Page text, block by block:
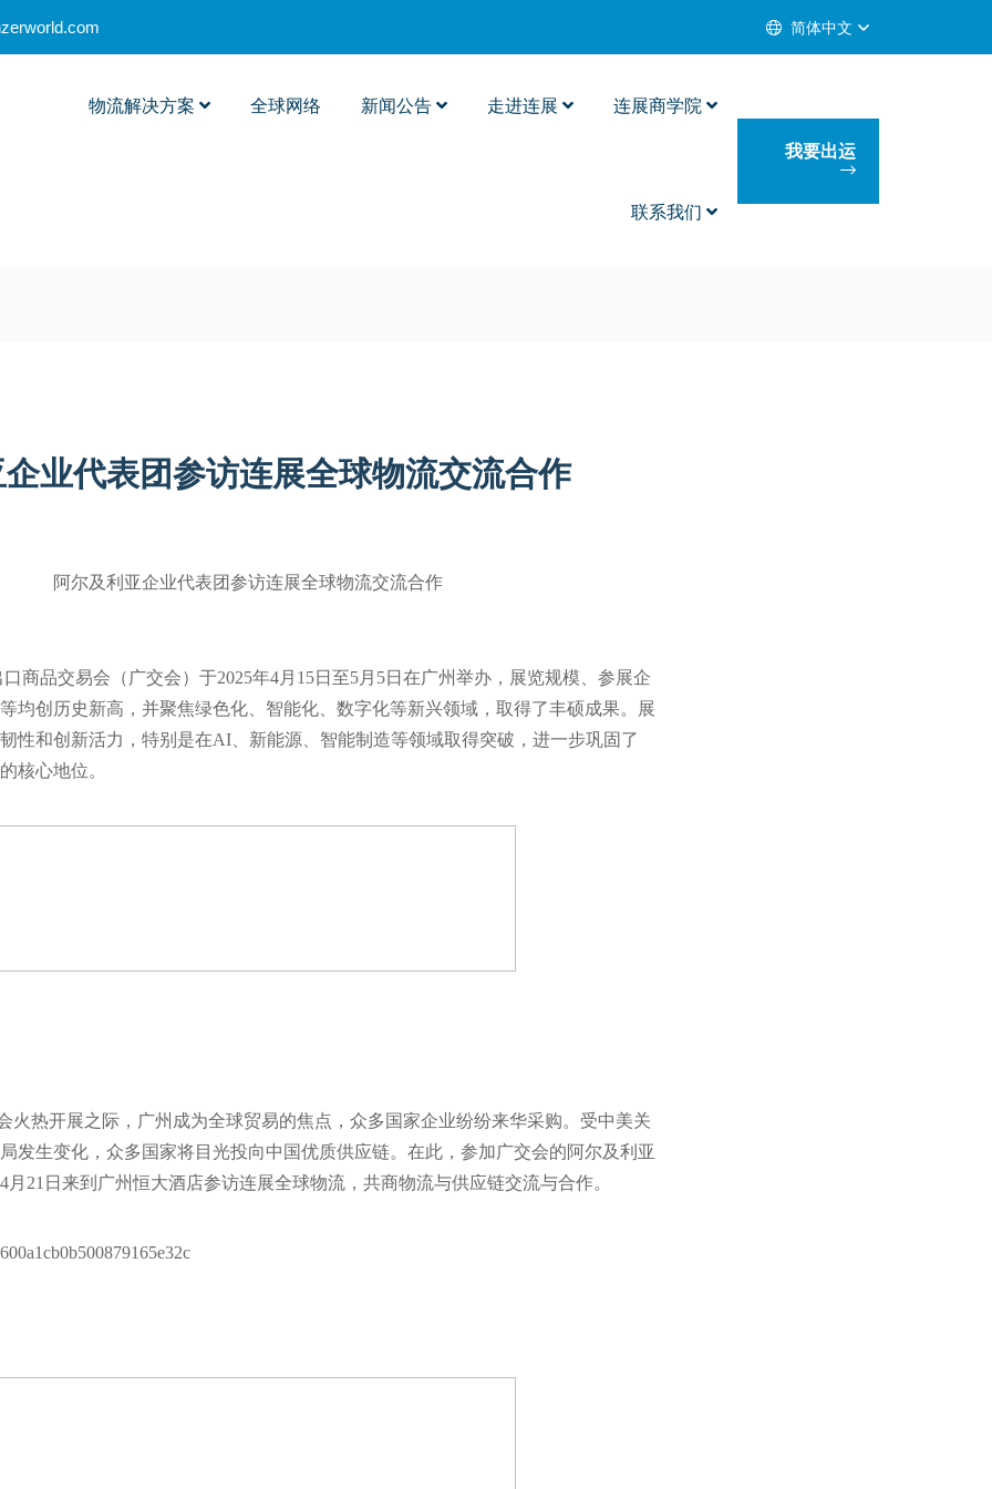
简体中文
物流解决方案 全球网络 新闻公告 走进连展 连展商学院
联系我们
我要出运
业代表团参访连展全球物流交流合作
阿尔及利亚企业代表团参访连展全球物流交流合作
商品交易会（广交会）于2025年4月15日至5月5日在广州举办，展览规模、参展企
均创历史新高，并聚焦绿色化、智能化、数字化等新兴领域，取得了丰硕成果。展
性和创新活力，特别是在AI、新能源、智能制造等领域取得突破，进一步巩固了
核心地位。
火热开展之际，广州成为全球贸易的焦点，众多国家企业纷纷来华采购。受中美关
发生变化，众多国家将目光投向中国优质供应链。在此，参加广交会的阿尔及利亚
月21日来到广州恒大酒店参访连展全球物流，共商物流与供应链交流与合作。